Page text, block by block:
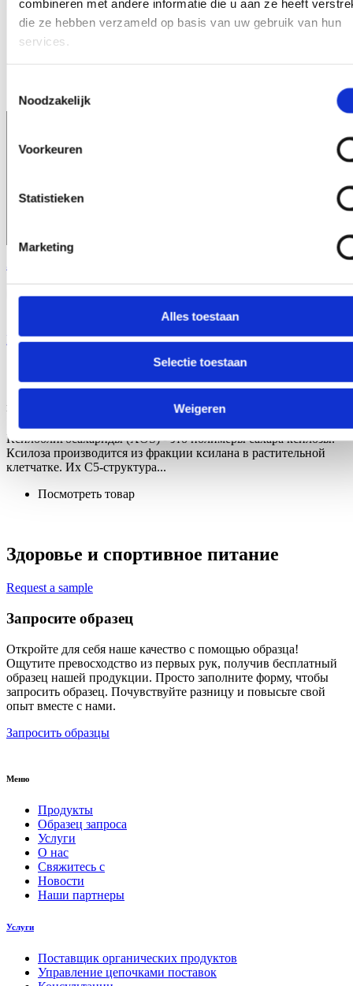
combineren met andere informatie die u aan ze heeft
die ze hebben verzameld op basis van uw gebruik van hun
services.
Noodzakelijk
Voorkeuren
Statistieken
Marketing
Alles toestaan
Selectie toestaan
Weigeren
Консультации
Надёжные поставки ингредиентов по всей Европе
Open О нас
Свяжитесь с
Запросите образец
Home\Здоровье и спортивное питание
Здоровье и спортивное питание
Ксилоолигосахариды
Ксилоолигосахариды (XOS) - это полимеры сахара ксилозы.
Ксилоза производится из фракции ксилана в растительной
клетчатке. Их С5-структура...
Посмотреть товар
Здоровье и спортивное питание
Request a sample
Запросите образец
Откройте для себя наше качество с помощью образца!
Ощутите превосходство из первых рук, получив бесплатный
образец нашей продукции. Просто заполните форму, чтобы
запросить образец. Почувствуйте разницу и повысьте свой
опыт вместе с нами.
Запросить образцы
Меню
Продукты
Образец запроса
Услуги
О нас
Свяжитесь с
Новости
Наши партнеры
Услуги
Поставщик органических продуктов
Управление цепочками поставок